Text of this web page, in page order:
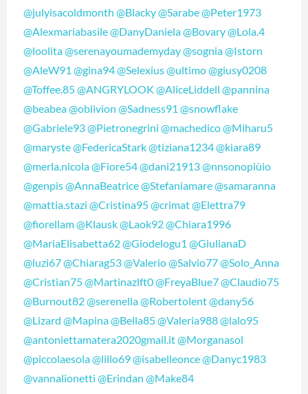
@julyisacoldmonth @Blacky@Sarabe@Peter1973
@Alexmariabasile@DanyDaniela@Bovary@Lola.4
@loolita@serenayoumademyday@sognia@Istorn
@AleW91 @gina94@Selexius@ultimo@giusy0208
@Toffee.85@ANGRYLOOK @AliceLiddell @pannina
@beabea@oblivion @Sadness91 @snowflake
@Gabriele93@Pietronegrini @machedico@Miharu5
@maryste@FedericaStark@tiziana1234@kiara89
@merla.nicola@Fiore54@dani21913@nnsonopiùio
@genpis@AnnaBeatrice@Stefaniamare@samaranna
@mattia.stazi @Cristina95@crimat@Elettra79
@fiorellam@Klausk@Laok92@Chiara1996
@MariaElisabetta62@Giodelogu1 @GiulianaD
@luzi67@Chiarag53@Valerio@Salvio77@Solo_Anna
@Cristian75@Martinazlft0@FreyaBlue7@Claudio75
@Burnout82@serenella@Robertolent@dany56
@Lizard @Mapina@Bella85@Valeria988@lalo95
@antoniettamatera2020gmail.it@Morganasol
@piccolaesola@lillo69@isabelleonce@Danyc1983
@vannalionetti @Erindan @Make84